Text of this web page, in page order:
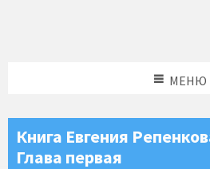
МЕНЮ
Книга Евгения
Глава первая